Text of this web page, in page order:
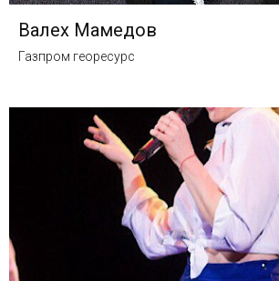
Валех Мамедов
Газпром георесурс